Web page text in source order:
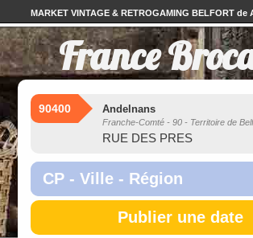
MARKET VINTAGE & RETROGAMING BELFORT de
France
90400 Andelnans
Franche-Comté - 90 - Territoire de
RUE DES PRES
Publier une date